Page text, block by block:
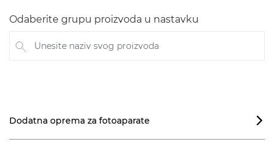
Odaberite grupu proizvoda u nastavku
Unesite naziv svog proizvoda
Dodatna oprema za fotoaparate 